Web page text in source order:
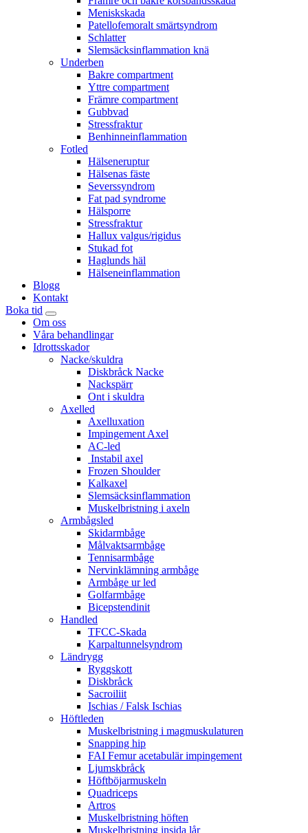
Meniskskada
Patellofemoralt smärtsyndrom
Schlatter
Slemsäcksinflammation knä
Underben
Bakre compartment
Yttre compartment
Främre compartment
Gubbvad
Stressfraktur
Benhinneinflammation
Fotled
Hälseneruptur
Hälsenas fäste
Severssyndrom
Fat pad syndrome
Hälsporre
Stressfraktur
Hallux valgus/rigidus
Stukad fot
Haglunds häl
Hälseneinflammation
Blogg
Kontakt
Boka tid
Om oss
Våra behandlingar
Idrottsskador
Nacke/skuldra
Diskbråck Nacke
Nackspärr
Ont i skuldra
Axelled
Axelluxation
Impingement Axel
AC-led
Instabil axel
Frozen Shoulder
Kalkaxel
Slemsäcksinflammation
Muskelbristning i axeln
Armbågsled
Skidarmbåge
Målvaktsarmbåge
Tennisarmbåge
Nervinklämning armbåge
Armbåge ur led
Golfarmbåge
Bicepstendinit
Handled
TFCC-Skada
Karpaltunnelsyndrom
Ländrygg
Ryggskott
Diskbråck
Sacroiliit
Ischias / Falsk Ischias
Höftleden
Muskelbristning i magmuskulaturen
Snapping hip
FAI Femur acetabulär impingement
Ljumskbråck
Höftböjarmuskeln
Quadriceps
Artros
Muskelbristning höften
Muskelbristning insida lår